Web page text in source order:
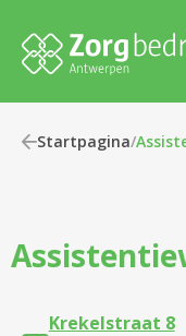
Startpagina/
Krekelstraat 8